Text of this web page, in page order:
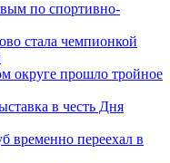
по спортивно-
стала чемпионкой
округе прошло тройное
в честь Дня
временно переехал в